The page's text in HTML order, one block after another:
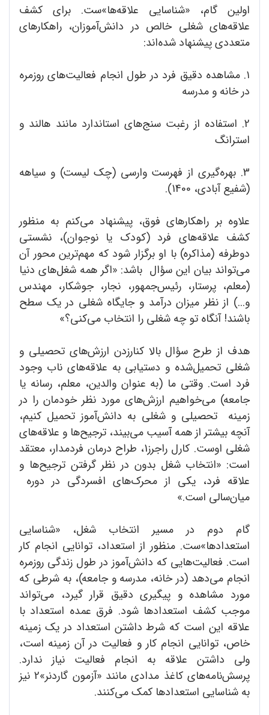
اولین گام، «شناسایی علاقه‌ها»ست. برای کشف
علاقه‌های شغلی خالص در دانش‌آموزان، راهکارهای
متعددی پیشنهاد شده‌اند:
۱. مشاهده دقیق فرد در طول انجام فعالیت‌های روزمره
در خانه و مدرسه
2. استفاده از رغبت سنج‌های استاندارد مانند هالند و
استرانگ
3. بهره‌گیری از فهرست‌ وارسی (چک لیست) و سیاهه
(شفیع ‌آبادی، 1400).
علاوه بر راهکارهای فوق، پیشنهاد می‌کنم به منظور
کشف علاقه‌های فرد (کودک یا نوجوان)، نشستی
دوطرفه (مذاکره) با او برگزار شود که مهم‌ترین محور آن
می‌تواند بیان این‌ سؤال باشد: «اگر همه شغل‌های دنیا
(معلم، پرستار، رئیس‌جمهور، نجار، جوشکار، مهندس
و...) از نظر میزان درآمد و جایگاه شغلی در یک سطح
باشند! آنگاه تو چه شغلی را انتخاب می‌کنی؟»
هدف از طرح سؤال بالا کنارزدن ارزش‌های تحصیلی و
شغلی تحمیل‌شده و دستیابی به علاقه‌های ناب وجود
فرد است. وقتی ما (به عنوان والدین، معلم، رسانه‌ یا
جامعه) می‌خواهیم ارزش‌های مورد نظر خودمان را در
زمینه تحصیلی و شغلی به دانش‌آموز تحمیل ‌کنیم،
آنچه بیشتر از همه آسیب می‌بیند، ترجیح‌ها و علاقه‌های
شغلی اوست. کارل راجرز1، طراح درمان فردمدار، معتقد
است: «انتخاب شغل بدون در نظر گرفتن ترجیح‌ها و
علاقه فرد، یکی از محرک‌های افسردگی در دوره
میان‌سالی است.»
گام دوم در مسیر انتخاب شغل، «شناسایی
استعدادها»ست. منظور از استعداد، توانایی انجام کار
است. فعالیت‌هایی که دانش‌آموز در طول زندگی روزمره
انجام می‌دهد (در خانه، مدرسه و جامعه)، به شرطی که
مورد مشاهده و پیگیری دقیق قرار گیرد، می‌تواند
موجب کشف استعدادها شود. فرق عمده استعداد با
علاقه این است که شرط داشتن استعداد در یک زمینه
خاص، توانایی انجام کار و فعالیت در آن زمینه است،
ولی داشتن علاقه به انجام فعالیت نیاز ندارد.
پرسش‌نامه‌های کاغذ مدادی مانند «آزمون گاردنر»2 نیز
به شناسایی استعدادها کمک می‌کنند.